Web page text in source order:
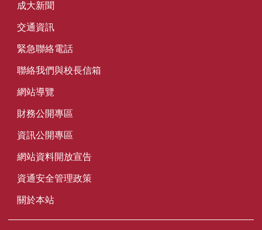
成大新聞
交通資訊
緊急聯絡電話
聯絡我們與校長信箱
網站導覽
財務公開專區
資訊公開專區
網站資料開放宣告
資通安全管理政策
關於本站